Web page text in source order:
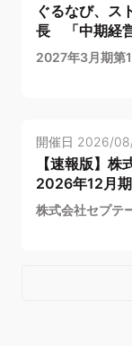
ぐるなび、ス
長 「中期経
2027年3月期第
開催日 2026/
【速報版】
2026年12月
株式会社セプテ